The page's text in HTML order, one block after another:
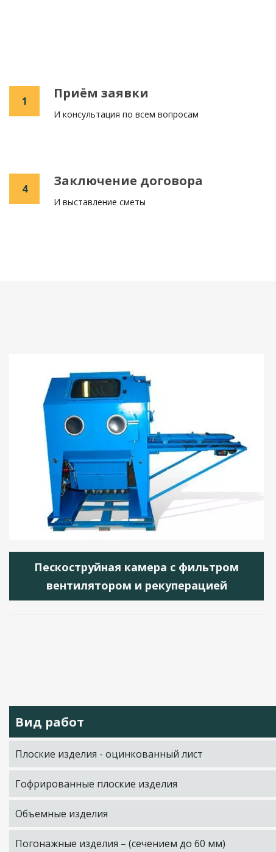
1 Приём заявки
И консультация по всем вопросам
4 Заключение договора
И выставление сметы
Пескоструйная камера с фильтром
вентилятором и рекуперацией
Вид работ
Плоские изделия - оцинкованный лист
Гофрированные плоские изделия
Объемные изделия
Погонажные изделия – (сечением до 60 мм)